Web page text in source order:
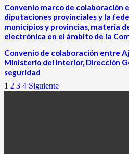
Convenio marco de colaboración
diputaciones provinciales y la
municipios y provincias, materia
electrónica en el ámbito de la
Convenio de colaboración entre
Ministerio del Interior, Dirección
seguridad
1 2 3 4 Siguiente